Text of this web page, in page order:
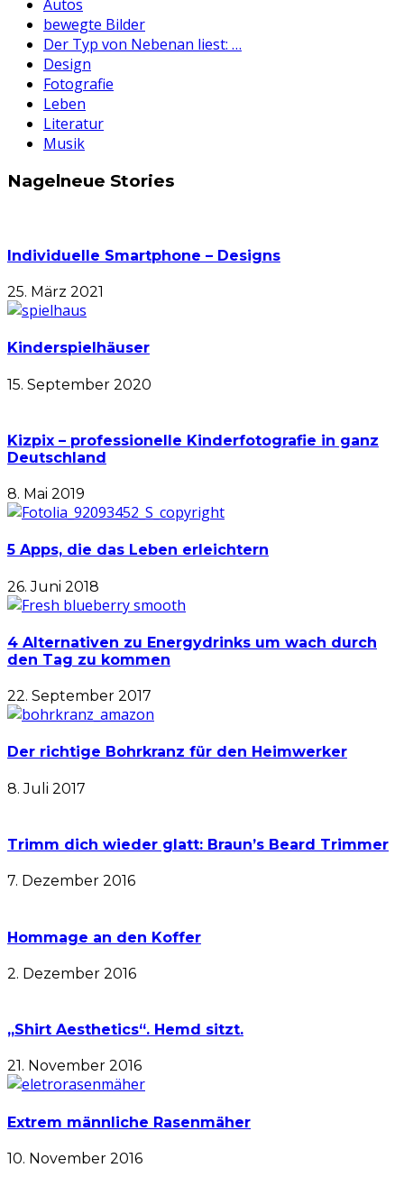
Autos
bewegte Bilder
Der Typ von Nebenan liest: …
Design
Fotografie
Leben
Literatur
Musik
Nagelneue Stories
Individuelle Smartphone – Designs
25. März 2021
Kinderspielhäuser
15. September 2020
Kizpix – professionelle Kinderfotografie in ganz
Deutschland
8. Mai 2019
5 Apps, die das Leben erleichtern
26. Juni 2018
4 Alternativen zu Energydrinks um wach durch
den Tag zu kommen
22. September 2017
Der richtige Bohrkranz für den Heimwerker
8. Juli 2017
Trimm dich wieder glatt: Braun’s Beard Trimmer
7. Dezember 2016
Hommage an den Koffer
2. Dezember 2016
„Shirt Aesthetics“. Hemd sitzt.
21. November 2016
Extrem männliche Rasenmäher
10. November 2016